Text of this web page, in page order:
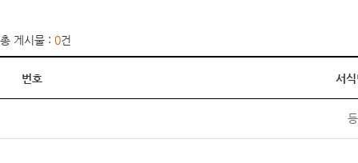
총 게시물 : 0건
번호 서